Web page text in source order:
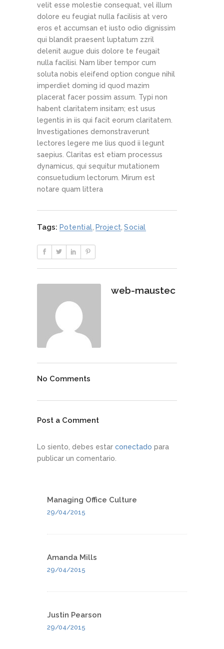
velit esse molestie consequat, vel illum
dolore eu feugiat nulla facilisis at vero
eros et accumsan et iusto odio dignissim
qui blandit praesent luptatum zzril
delenit augue duis dolore te feugait
nulla facilisi. Nam liber tempor cum
soluta nobis eleifend option congue nihil
imperdiet doming id quod mazim
placerat facer possim assum. Typi non
habent claritatem insitam; est usus
legentis in iis qui facit eorum claritatem.
Investigationes demonstraverunt
lectores legere me lius quod ii legunt
saepius. Claritas est etiam processus
dynamicus, qui sequitur mutationem
consuetudium lectorum. Mirum est
notare quam littera
Tags: Potential Project Social
web-maustec
No Comments
Post a Comment
Lo siento, debes estar conectado para
publicar un comentario.
Managing Office Culture
29/04/2015
Amanda Mills
29/04/2015
Justin Pearson
29/04/2015